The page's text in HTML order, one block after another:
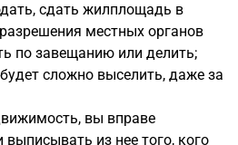
сдать жилплощадь в
местных органов
по завещанию или делить;
сложно выселить, даже за
вы вправе
из нее того, кого